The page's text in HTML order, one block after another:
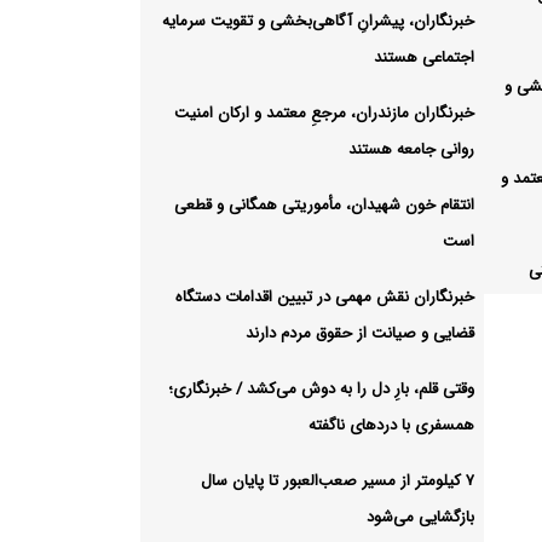
و
و
خبرنگاران، پیشرانِ آگاهی‌بخشی و تقویت سرمایه
اجتماعی هستند
خبرنگاران مازندران، مرجعِ معتمد و ارکان امنیت
روانی جامعه هستند
انتقام خون شهیدان، مأموریتی همگانی و قطعی
است
خبرنگاران نقش مهمی در تبیین اقدامات دستگاه
قضایی و صیانت از حقوق مردم دارند
وقتی قلم، بارِ دل را به دوش می‌کشد / خبرنگاری؛
همسفری با دردهای ناگفته
۷ کیلومتر از مسیر صعب‌العبور تا پایان سال
بازگشایی می‌شود